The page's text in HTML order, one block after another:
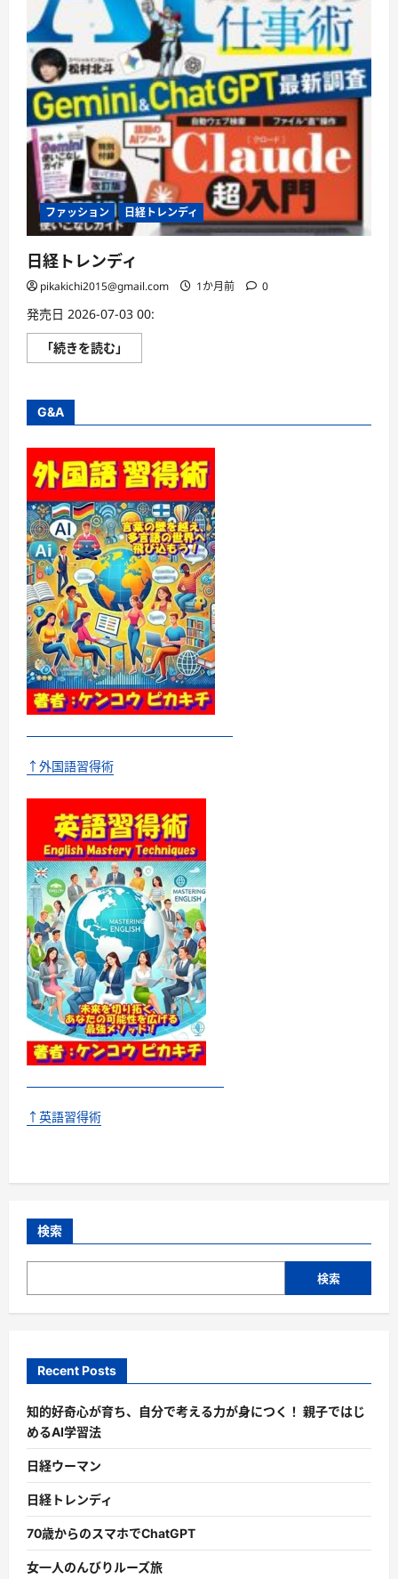
ファッション 日経トレンディ
日経トレンディ
pikakichi2015@gmail.com 1か月前 0
発売日 2026-07-03 00:
「続きを読む」
経
ィ
つ
い
て
さ
ら
に
読
む
G&A
↑外国語習得術
↑英語習得術
検索
検索
Recent Posts
知的好奇心が育ち、自分で考える力が身につく！ 親子ではじ
めるAI学習法
日経ウーマン
日経トレンディ
70歳からのスマホでChatGPT
女一人のんびりルーズ旅